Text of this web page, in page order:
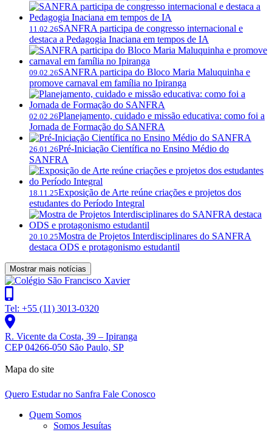
11.02.26SANFRA participa de congresso internacional e
destaca a Pedagogia Inaciana em tempos de IA
09.02.26SANFRA participa do Bloco Maria Maluquinha e
promove carnaval em família no Ipiranga
02.02.26Planejamento, cuidado e missão educativa: como foi a
Jornada de Formação do SANFRA
26.01.26Pré-Iniciação Científica no Ensino Médio do
SANFRA
18.11.25Exposição de Arte reúne criações e projetos dos
estudantes do Período Integral
20.10.25Mostra de Projetos Interdisciplinares do SANFRA
destaca ODS e protagonismo estudantil
Mostrar mais notícias
Tel: +55 (11) 3013-0320
R. Vicente da Costa, 39 – Ipiranga
CEP 04266-050 São Paulo, SP
Mapa do site
Quero Estudar no Sanfra Fale Conosco
Quem Somos
Somos Jesuítas